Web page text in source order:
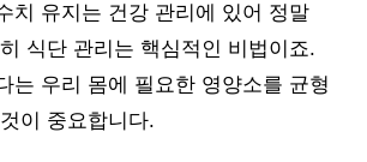
치 유지는 건강 관리에 있어 정말
식단 관리는 핵심적인 비법이죠.
는 우리 몸에 필요한 영양소를 균형
이 중요합니다.